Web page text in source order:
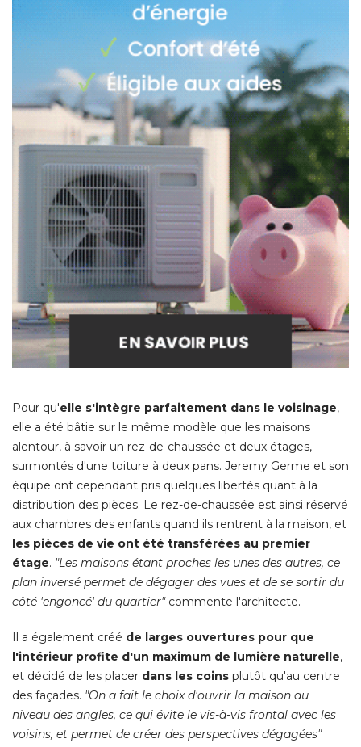
Pour qu'elle s'intègre parfaitement dans le voisinage,
elle a été bâtie sur le même modèle que les maisons
alentour, à savoir un rez-de-chaussée et deux étages,
surmontés d'une toiture à deux pans. Jeremy Germe et son
équipe ont cependant pris quelques libertés quant à la
distribution des pièces. Le rez-de-chaussée est ainsi réservé
aux chambres des enfants quand ils rentrent à la maison, et
les pièces de vie ont été transférées au premier
étage. "Les maisons étant proches les unes des autres, ce
plan inversé permet de dégager des vues et de se sortir du
côté 'engoncé' du quartier" commente l'architecte.
Il a également créé de larges ouvertures pour que
l'intérieur profite d'un maximum de lumière naturelle,
et décidé de les placer dans les coins plutôt qu'au centre
des façades. "On a fait le choix d'ouvrir la maison au
niveau des angles, ce qui évite le vis-à-vis frontal avec les
voisins, et permet de créer des perspectives dégagées"